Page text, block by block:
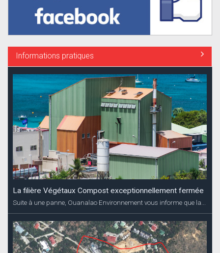
Informations pratiques
La filière Végétaux Compost exceptionnellement fermée
Suite à une panne, Ouanalao Environnement vous informe que la...